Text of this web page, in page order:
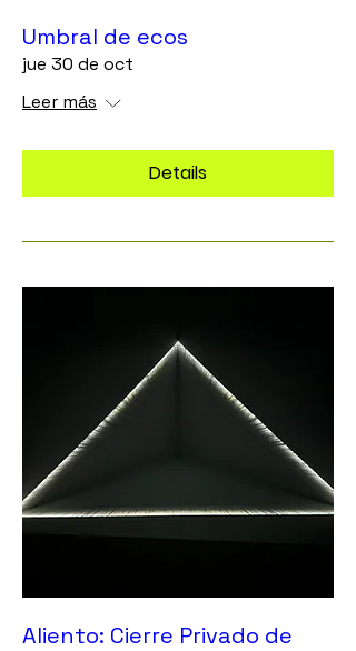
Umbral de ecos
jue 30 de oct
Leer más
Details
Aliento: Cierre Privado de